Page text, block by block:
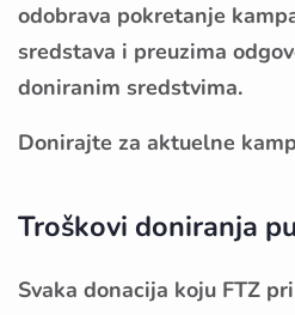
odobrava pokretanje
sredstava i preuzima
doniranim sredstvima.
Donirajte za aktuelne
Troškovi doniranja
Svaka donacija koju FTZ